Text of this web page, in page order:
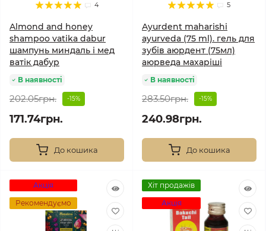
4
Almond and honey
shampoo vatika dabur
шампунь миндаль і мед
ватік дабур
В наявності
202.05грн. -15%
171.74грн.
До кошика
5
Ayurdent maharishi
ayurveda (75 ml). гель для
зубів аюрдент (75мл)
аюрведа махаріші
В наявності
283.50грн. -15%
240.98грн.
До кошика
Акція
Рекомендуємо
Хіт продажів
Акція